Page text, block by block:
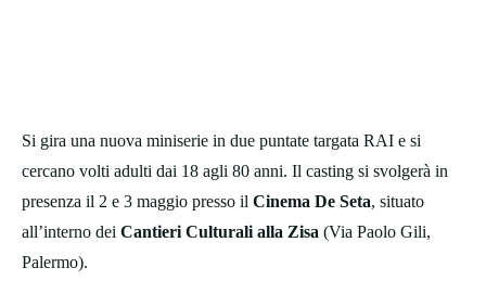
Si gira una nuova miniserie in due puntate targata RAI e si
cercano volti adulti dai 18 agli 80 anni. Il casting si svolgerà in
presenza il 2 e 3 maggio presso il Cinema De Seta, situato
all’interno dei Cantieri Culturali alla Zisa (Via Paolo Gili,
Palermo).